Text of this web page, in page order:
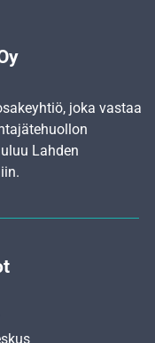
joka vastaa
Lahden